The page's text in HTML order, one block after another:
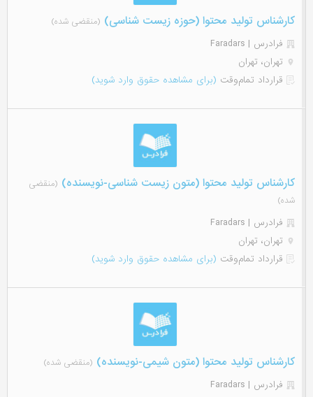
کارشناس تولید محتوا (حوزه زیست شناسی) (منقضی شده)
فرادرس | Faradars
تهران، تهران
قرارداد تمام‌وقت (برای مشاهده حقوق وارد شوید)
کارشناس تولید محتوا (متون زیست شناسی-نویسنده) (منقضی
شده)
فرادرس | Faradars
تهران، تهران
قرارداد تمام‌وقت (برای مشاهده حقوق وارد شوید)
کارشناس تولید محتوا (متون شیمی-نویسنده) (منقضی شده)
فرادرس | Faradars